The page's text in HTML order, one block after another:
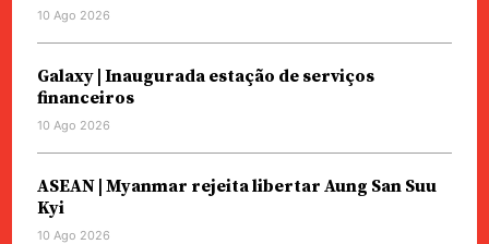
10 Ago 2026
Galaxy | Inaugurada estação de serviços
financeiros
10 Ago 2026
ASEAN | Myanmar rejeita libertar Aung San Suu
Kyi
10 Ago 2026